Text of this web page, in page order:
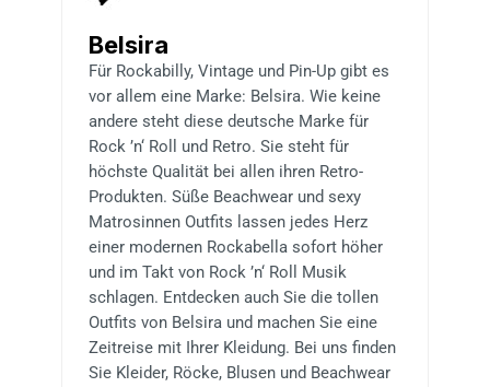
Belsira
Für Rockabilly, Vintage und Pin-Up gibt es
vor allem eine Marke: Belsira. Wie keine
andere steht diese deutsche Marke für
Rock ’n‘ Roll und Retro. Sie steht für
höchste Qualität bei allen ihren Retro-
Produkten. Süße Beachwear und sexy
Matrosinnen Outfits lassen jedes Herz
einer modernen Rockabella sofort höher
und im Takt von Rock ’n‘ Roll Musik
schlagen. Entdecken auch Sie die tollen
Outfits von Belsira und machen Sie eine
Zeitreise mit Ihrer Kleidung. Bei uns finden
Sie Kleider, Röcke, Blusen und Beachwear